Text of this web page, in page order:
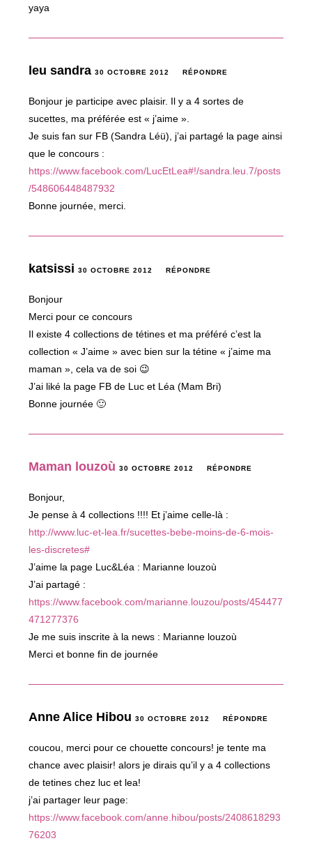
yaya
leu sandra30 OCTOBRE 2012 RÉPONDRE
Bonjour je participe avec plaisir. Il y a 4 sortes de
sucettes, ma préférée est « j’aime ».
Je suis fan sur FB (Sandra Léü), j’ai partagé la page ainsi
que le concours :
https://www.facebook.com/LucEtLea#!/sandra.leu.7/posts
/548606448487932
Bonne journée, merci.
katsissi30 OCTOBRE 2012 RÉPONDRE
Bonjour
Merci pour ce concours
Il existe 4 collections de tétines et ma préféré c’est la
collection « J’aime » avec bien sur la tétine « j’aime ma
maman », cela va de soi 😉
J’ai liké la page FB de Luc et Léa (Mam Bri)
Bonne journée 🙂
Maman louzoù 30 OCTOBRE 2012 RÉPONDRE
Bonjour,
Je pense à 4 collections !!!! Et j’aime celle-là :
http://www.luc-et-lea.fr/sucettes-bebe-moins-de-6-mois-
les-discretes#
J’aime la page Luc&Léa : Marianne louzoù
J’ai partagé :
https://www.facebook.com/marianne.louzou/posts/454477
471277376
Je me suis inscrite à la news : Marianne louzoù
Merci et bonne fin de journée
Anne Alice Hibou30 OCTOBRE 2012 RÉPONDRE
coucou, merci pour ce chouette concours! je tente ma
chance avec plaisir! alors je dirais qu’il y a 4 collections
de tetines chez luc et lea!
j’ai partager leur page:
https://www.facebook.com/anne.hibou/posts/2408618293
76203